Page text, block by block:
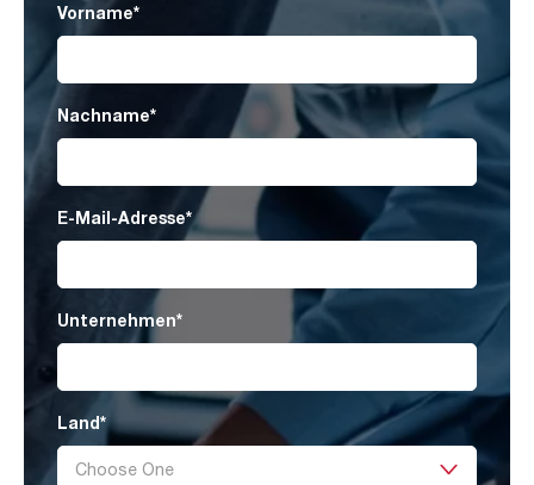
Vorname*
Nachname*
E-Mail-Adresse*
Unternehmen*
Land*